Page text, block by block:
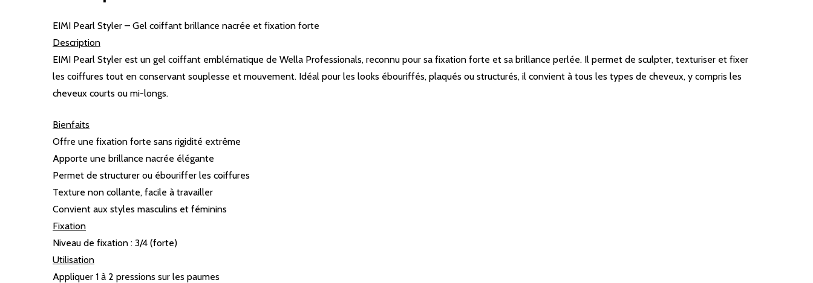
EIMI Pearl Styler – Gel coiffant brillance nacrée et fixation forte
Description
EIMI Pearl Styler est un gel coiffant emblématique de Wella Professionals, reconnu pour sa fixation forte et sa brillance perlée. Il permet de sculpter, texturiser et fixer
les coiffures tout en conservant souplesse et mouvement. Idéal pour les looks ébouriffés, plaqués ou structurés, il convient à tous les types de cheveux, y compris les
cheveux courts ou mi-longs.
Bienfaits
Offre une fixation forte sans rigidité extrême
Apporte une brillance nacrée élégante
Permet de structurer ou ébouriffer les coiffures
Texture non collante, facile à travailler
Convient aux styles masculins et féminins
Fixation
Niveau de fixation : 3/4 (forte)
Utilisation
Appliquer 1 à 2 pressions sur les paumes